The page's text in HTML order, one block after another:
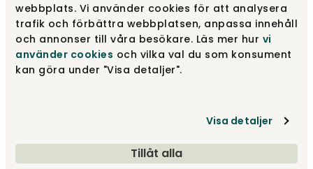
webbplats. Vi använder cookies för att analysera
trafik och förbättra webbplatsen, anpassa innehåll
och annonser till våra besökare. Läs mer hur vi
använder cookies och vilka val du som konsument
kan göra under "Visa detaljer".
Visa detaljer
Tillåt alla
fr.44 990 kr 32 990 kr